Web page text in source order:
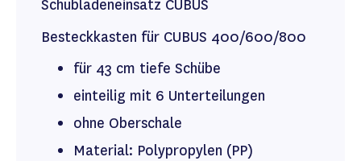
Schubladeneinsatz CUBUS
Besteckkasten für CUBUS 400/600/800
für 43 cm tiefe Schübe
einteilig mit 6 Unterteilungen
ohne Oberschale
Material: Polypropylen (PP)